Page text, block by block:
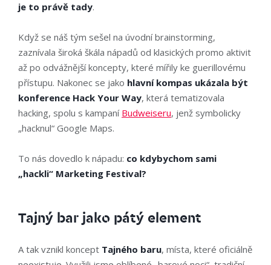
je to právě tady.
Když se náš tým sešel na úvodní brainstorming,
zaznívala široká škála nápadů od klasických promo aktivit
až po odvážnější koncepty, které mířily ke guerillovému
přístupu. Nakonec se jako hlavní kompas ukázala být
konference Hack Your Way, která tematizovala
hacking, spolu s kampaní Budweiseru, jenž symbolicky
„hacknul“ Google Maps.
To nás dovedlo k nápadu: co kdybychom sami
„hackli“ Marketing Festival?
Tajný bar jako pátý element
A tak vznikl koncept Tajného baru, místa, které oficiálně